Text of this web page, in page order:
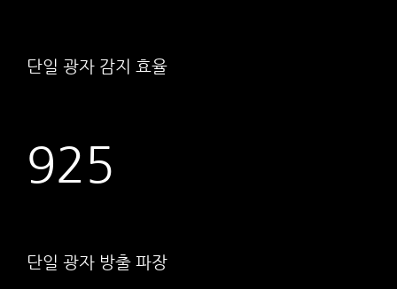
단일 광자 감지 효율
925
단일 광자 방출 파장